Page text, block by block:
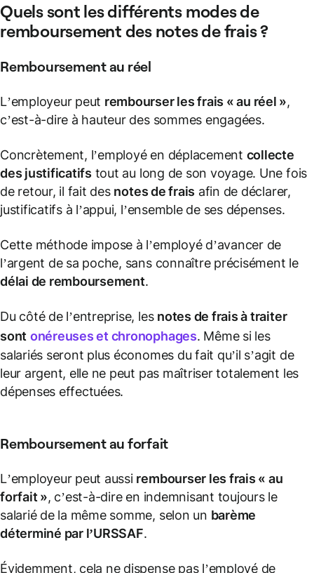
Quels sont les différents modes de
remboursement des notes de frais?
Remboursement au réel
L’employeur peut rembourser les frais « au réel »,
c’est-à-dire à hauteur des sommes engagées.
Concrètement, l’employé en déplacement collecte
des justificatifs tout au long de son voyage. Une fois
de retour, il fait des notes de frais afin de déclarer,
justificatifs à l’appui, l’ensemble de ses dépenses.
Cette méthode impose à l’employé d’avancer de
l’argent de sa poche, sans connaître précisément le
délai de remboursement.
Du côté de l’entreprise, les notes de frais à traiter
sont onéreuses et chronophages. Même si les
salariés seront plus économes du fait qu’il s’agit de
leur argent, elle ne peut pas maîtriser totalement les
dépenses effectuées.
Remboursement au forfait
L’employeur peut aussi rembourser les frais « au
forfait », c’est-à-dire en indemnisant toujours le
salarié de la même somme, selon un barème
déterminé par l’URSSAF.
Évidemment, cela ne dispense pas l’employé de